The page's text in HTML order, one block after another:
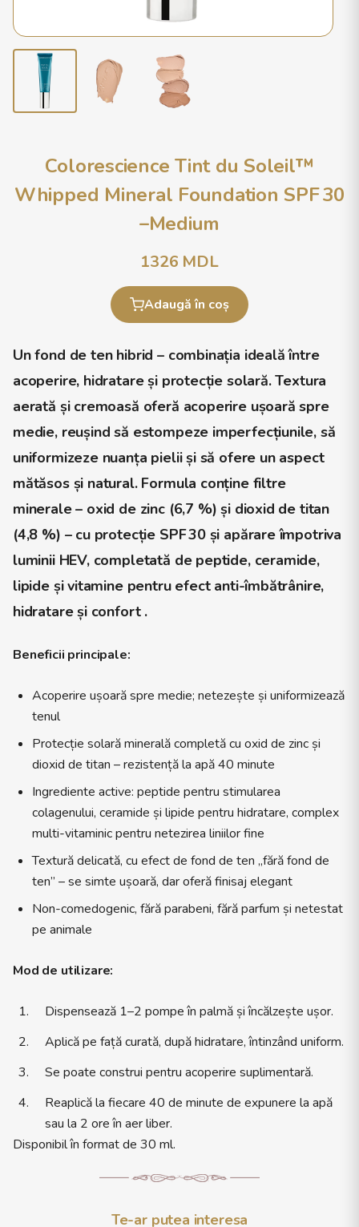
Colorescience Tint du Soleil™
Whipped Mineral Foundation SPF 30
–Medium
1326 MDL
Adaugă în coș
Un fond de ten hibrid – combinația ideală între
acoperire, hidratare și protecție solară. Textura
aerată și cremoasă oferă acoperire ușoară spre
medie, reușind să estompeze imperfecțiunile, să
uniformizeze nuanța pielii și să ofere un aspect
mătăsos și natural. Formula conține filtre
minerale – oxid de zinc (6,7 %) și dioxid de titan
(4,8 %) – cu protecție SPF 30 și apărare împotriva
luminii HEV, completată de peptide, ceramide,
lipide și vitamine pentru efect anti-îmbătrânire,
hidratare și confort .
Beneficii principale:
Acoperire ușoară spre medie; netezește și uniformizează
tenul
Protecție solară minerală completă cu oxid de zinc și
dioxid de titan – rezistență la apă 40 minute
Ingrediente active: peptide pentru stimularea
colagenului, ceramide și lipide pentru hidratare, complex
multi-vitaminic pentru netezirea liniilor fine
Textură delicată, cu efect de fond de ten „fără fond de
ten” – se simte ușoară, dar oferă finisaj elegant
Non-comedogenic, fără parabeni, fără parfum și netestat
pe animale
Mod de utilizare:
Dispensează 1–2 pompe în palmă și încălzește ușor.
Aplică pe față curată, după hidratare, întinzând uniform.
Se poate construi pentru acoperire suplimentară.
Reaplică la fiecare 40 de minute de expunere la apă
sau la 2 ore în aer liber.
Disponibil în format de 30 ml.
Te-ar putea interesa